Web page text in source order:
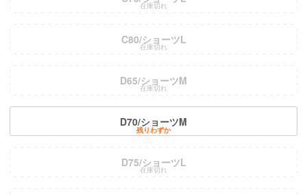
在庫切れ
C80/ショーツL
在庫切れ
D65/ショーツM
在庫切れ
D70/ショーツM
残りわずか
D75/ショーツL
在庫切れ